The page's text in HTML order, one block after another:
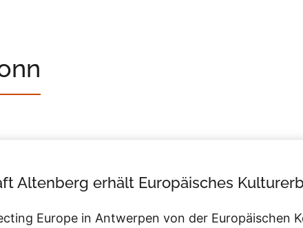
Altenberg erhält Europäisches
Europe in Antwerpen von der Europäischen